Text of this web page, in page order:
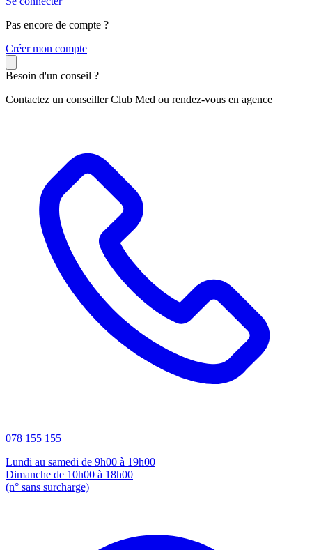
Pas encore de compte ?
Créer mon compte
Besoin d'un conseil ?
Contactez un conseiller Club Med ou rendez-vous en agence
078 155 155
Lundi au samedi de 9h00 à 19h00
Dimanche de 10h00 à 18h00
(n° sans surcharge)